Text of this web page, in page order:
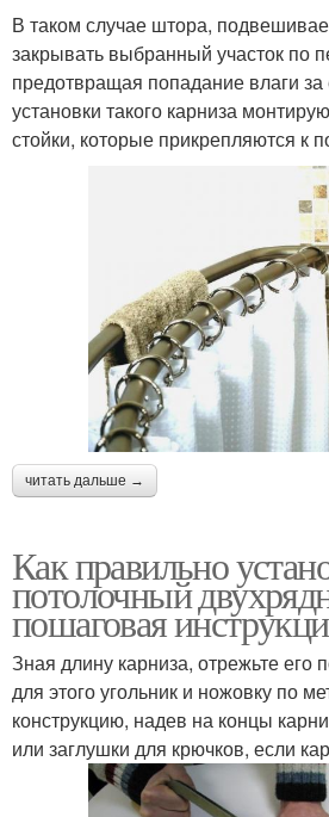
В таком случае штора,
закрывать выбранный участок по
предотвращая попадание влаги
установки такого карниза
стойки, которые прикрепляются к
читать дальше →
Как правильно
потолочный
пошаговая
Зная длину карниза, отрежьте его
для этого угольник и ножовку по
конструкцию, надев на концы
или заглушки для крючков, если